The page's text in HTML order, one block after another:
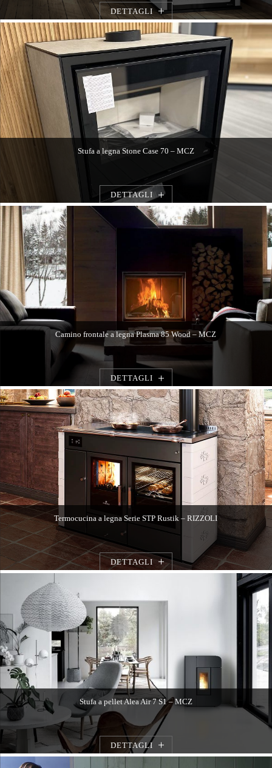
DETTAGLI
Stufa a legna Stone Case 70 – MCZ
DETTAGLI
Camino frontale a legna Plasma 85 Wood – MCZ
DETTAGLI
Termocucina a legna Serie STP Rustik – RIZZOLI
DETTAGLI
Stufa a pellet Alea Air 7 S1 – MCZ
DETTAGLI